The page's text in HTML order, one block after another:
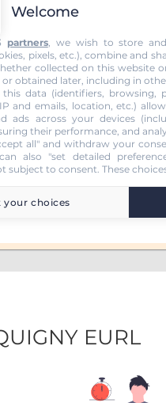
EURL
Welcome
partners, we wish to store
pixels, etc.), combine and
collected on this website
or obtained later, including in
this data (identifiers, browsing,
and emails, location, etc.)
ads across your devices
their performance, and
all" and withdraw your
also "set detailed
subject to consent. These
your choices